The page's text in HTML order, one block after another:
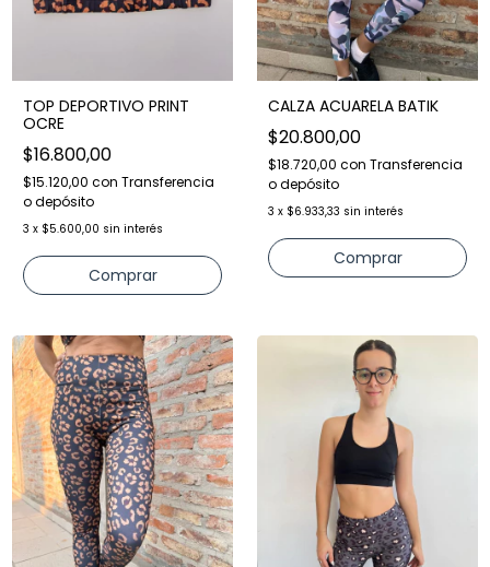
TOP DEPORTIVO PRINT
OCRE
$16.800,00
$15.120,00 con Transferencia
o depósito
3 x $5.600,00 sin interés
Comprar
CALZA ACUARELA BATIK
$20.800,00
$18.720,00 con Transferencia
o depósito
3 x $6.933,33 sin interés
Comprar